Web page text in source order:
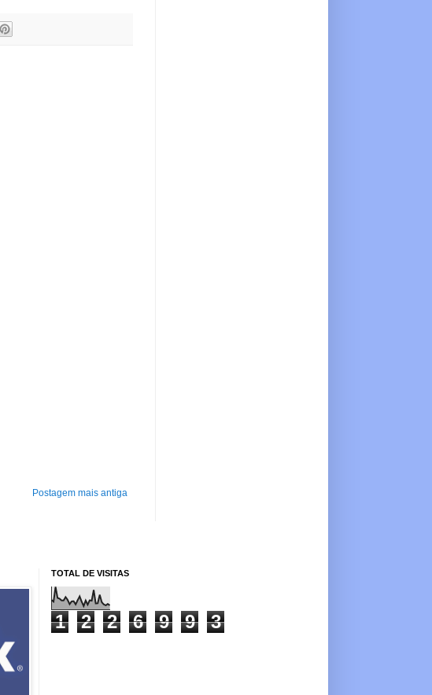
Postagem mais antiga
TOTAL DE VISITAS
1 2 2 6 9 9 3